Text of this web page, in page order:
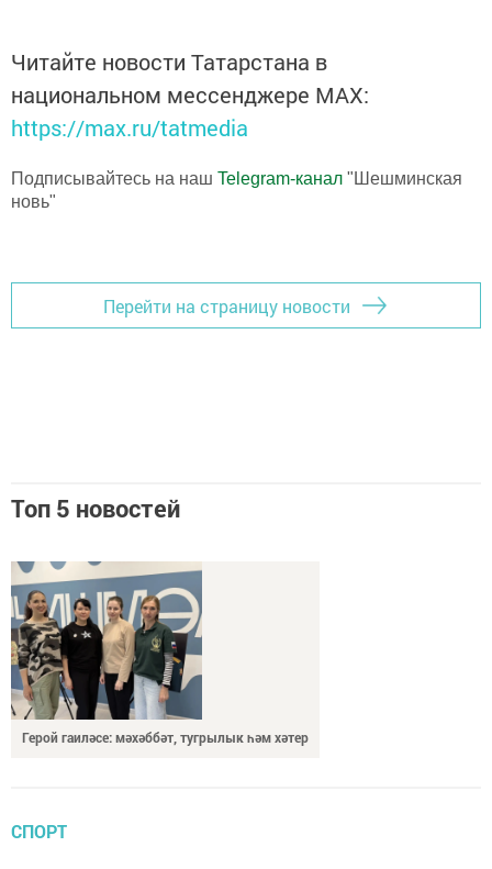
Читайте новости Татарстана в
национальном мессенджере MАХ:
https://max.ru/tatmedia
Подписывайтесь на наш Telegram-канал "Шешминская
новь"
Перейти на страницу новости
Топ 5 новостей
Герой гаиләсе: мәхәббәт, тугрылык һәм хәтер
СПОРТ